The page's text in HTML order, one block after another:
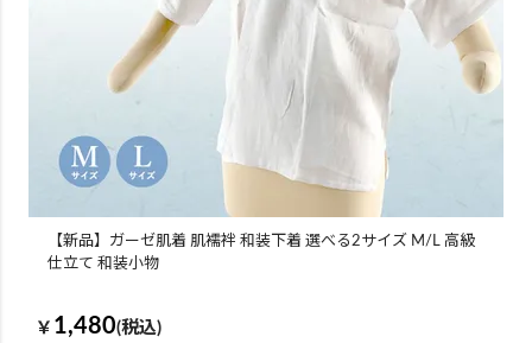
【新品】ガーゼ肌着 肌襦袢 和装下着 選べる2サイズ M/L 高級
仕立て 和装小物
￥ 1,480(税込)